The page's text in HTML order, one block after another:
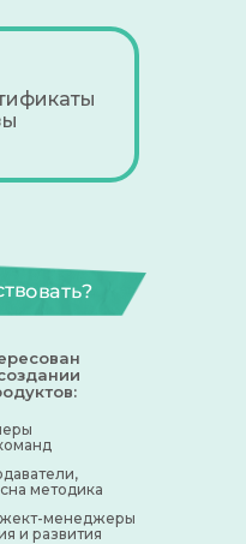
методика
менеджеры
и развития